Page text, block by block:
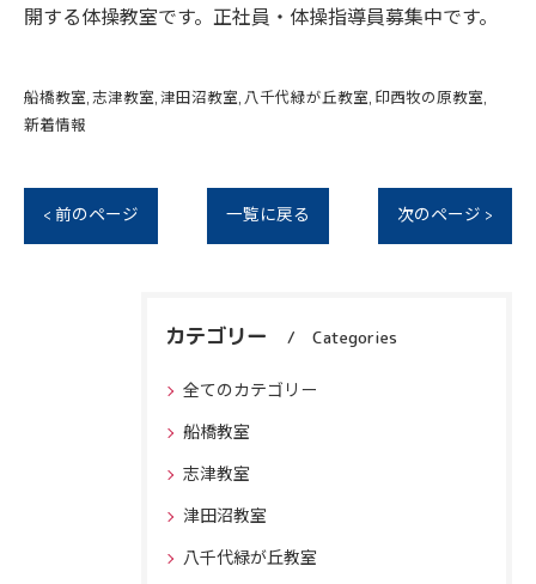
開する体操教室です。正社員・体操指導員募集中です。
船橋教室 志津教室 津田沼教室 八千代緑が丘教室 印西牧の原教室
新着情報
< 前のページ 一覧に戻る 次のページ >
カテゴリー Categories
全てのカテゴリー
船橋教室
志津教室
津田沼教室
八千代緑が丘教室